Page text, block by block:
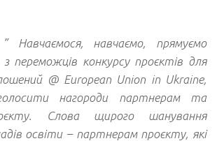
Навчаємося, навчаємо, прямуємо
переможців конкурсу проєктів для
@ European Union in Ukraine,
нагороди партнерам та
Слова щирого шанування
освіти – партнерам проєкту, які